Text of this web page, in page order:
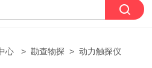
心 >勘查物探 > 动力触探仪